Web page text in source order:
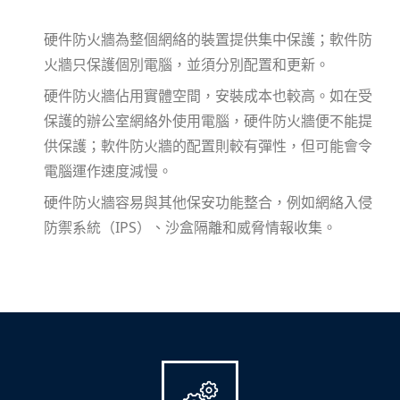
硬件防火牆為整個網絡的裝置提供集中保護；軟件防
火牆只保護個別電腦，並須分別配置和更新。
硬件防火牆佔用實體空間，安裝成本也較高。如在受
保護的辦公室網絡外使用電腦，硬件防火牆便不能提
供保護；軟件防火牆的配置則較有彈性，但可能會令
電腦運作速度減慢。
硬件防火牆容易與其他保安功能整合，例如網絡入侵
防禦系統（IPS）、沙盒隔離和威脅情報收集。